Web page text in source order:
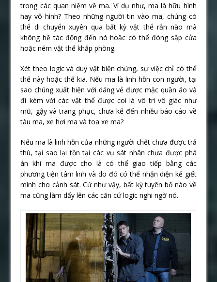
trong các quan niệm về ma. Ví dụ như, ma là hữu hình
hay vô hình? Theo những người tin vào ma, chúng có
thể di chuyển xuyên qua bất kỳ vật thể rắn nào mà
không hề tác động đến nó hoặc có thể đóng sập cửa
hoặc ném vật thể khắp phòng.
Xét theo logic và duy vật biện chứng, sự việc chỉ có thể
thế này hoặc thế kia. Nếu ma là linh hồn con người, tại
sao chúng xuất hiện với dáng vẻ được mặc quần áo và
đi kèm với các vật thể được coi là vô tri vô giác như
mũ, gậy và trang phục, chưa kể đến nhiều báo cáo về
tàu ma, xe hơi ma và toa xe ma?
Nếu ma là linh hồn của những người chết chưa được trả
thù, tại sao lại tồn tại các vụ sát nhân chưa được phá
án khi ma được cho là có thể giao tiếp bằng các
phương tiện tâm linh và do đó có thể nhận diện kẻ giết
mình cho cảnh sát. Cứ như vậy, bất kỳ tuyên bố nào về
ma cũng làm dấy lên các căn cứ logic nghi ngờ nó.